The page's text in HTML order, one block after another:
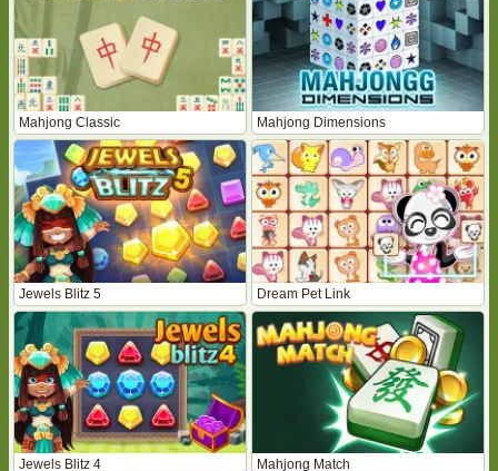
Mahjong Classic Mahjong Dimensions
Jewels Blitz 5 Dream Pet Link
Jewels Blitz 4 Mahjong Match